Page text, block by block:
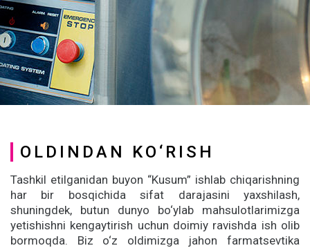
OLDINDAN KO‘RISH
Tashkil etilganidan buyon “Kusum” ishlab chiqarishning
har bir bosqichida sifat darajasini yaxshilash,
shuningdek, butun dunyo bo‘ylab mahsulotlarimizga
yetishishni kengaytirish uchun doimiy ravishda ish olib
bormoqda. Biz o‘z oldimizga jahon farmatsevtika